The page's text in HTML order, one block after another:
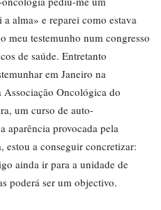
alma» e reparei como estava
meu testemunho num congresso
de saúde. Entretanto
em Janeiro na
Oncológica do
um curso de auto-
aparência provocada pela
estou a conseguir concretizar:
ainda ir para a unidade de
poderá ser um objectivo.